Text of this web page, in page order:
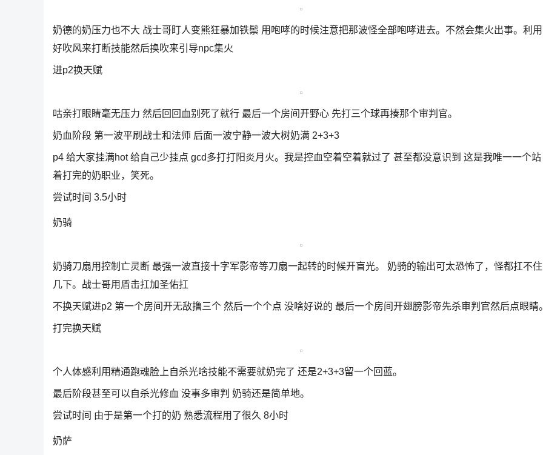
奶德的奶压力也不大 战士哥盯人变熊狂暴加铁鬃 用咆哮的时候注意把那波怪全部咆哮进去。不然会集火出事。利用
好吹风来打断技能然后换吹来引导npc集火
进p2换天赋
咕亲打眼睛毫无压力 然后回回血别死了就行 最后一个房间开野心 先打三个球再揍那个审判官。
奶血阶段 第一波平刷战士和法师 后面一波宁静一波大树奶满 2+3+3
p4 给大家挂满hot 给自己少挂点 gcd多打打阳炎月火。我是控血空着空着就过了 甚至都没意识到 这是我唯一一个站
着打完的奶职业，笑死。
尝试时间 3.5小时
奶骑
奶骑刀扇用控制亡灵断 最强一波直接十字军影帝等刀扇一起转的时候开盲光。 奶骑的输出可太恐怖了，怪都扛不住
几下。战士哥用盾击扛加圣佑扛
不换天赋进p2 第一个房间开无敌撸三个 然后一个个点 没啥好说的 最后一个房间开翅膀影帝先杀审判官然后点眼睛
打完换天赋
个人体感利用精通跑魂脸上自杀光啥技能不需要就奶完了 还是2+3+3留一个回蓝。
最后阶段甚至可以自杀光修血 没事多审判 奶骑还是简单地。
尝试时间 由于是第一个打的奶 熟悉流程用了很久 8小时
奶萨